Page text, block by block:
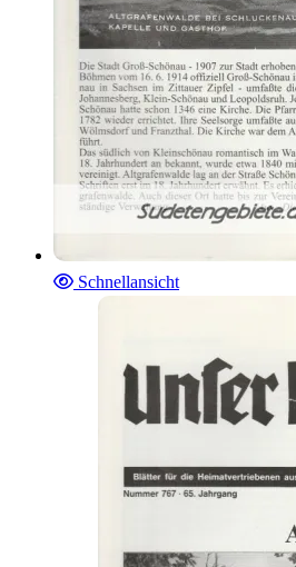
Schnellansicht